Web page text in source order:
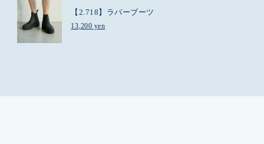
【2.718】ラバーブーツ
13,200 yen